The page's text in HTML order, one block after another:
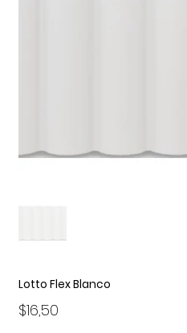
Lotto Flex Blanco
Precio
$16,50